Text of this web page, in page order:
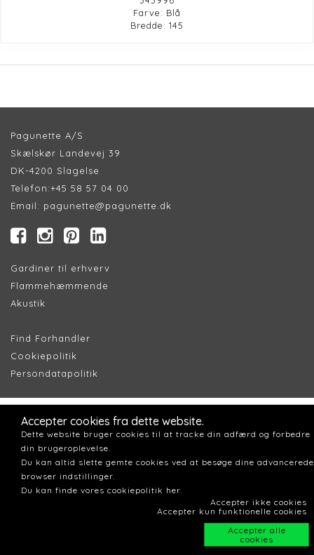
Farve: Blå
Bredde: 145
Pagunette A/S
Skælskør Landevej 39
DK-4200 Slagelse
Telefon:+45 58 57 04 00
Email: pagunette@pagunette.dk
Gardiner til erhverv
Flammehæmmende
Akustik
Find Forhandler
Cookiepolitik
Persondatapolitik
Accepter cookies fra dette website.
Dette website bruger cookies til at tracke din adfærd og forbedre
din brugeroplevelse.
Du kan altid slette gemte cookies ved at besøge dine advancerede
browser indstillinger.
Du kan finde vores cookiepolitik her.
Accepter ikke cookies
Accepter kun funktionelle cookies
Accepter alle
cookies